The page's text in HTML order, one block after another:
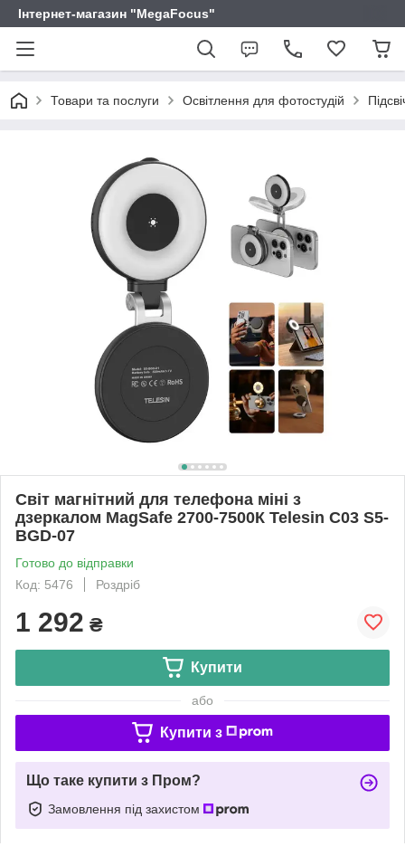
Інтернет-магазин "MegaFocus"
Товари та послуги Освітлення для фотостудій
Світ магнітний для телефона міні з
дзеркалом MagSafe 2700-7500К Telesin C03 S5-
BGD-07
Готово до відправки
Код: 5476
Роздріб
1 292 ₴
Купити
або
Купити з
Що таке купити з Пром?
Замовлення під захистом